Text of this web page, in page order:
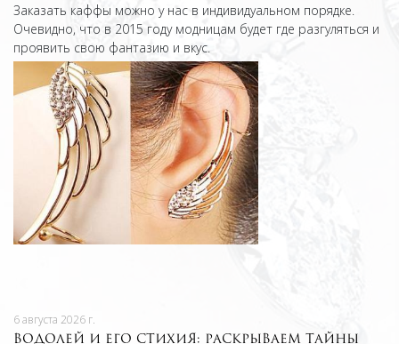
Заказать каффы можно у нас в индивидуальном порядке.
Очевидно, что в 2015 году модницам будет где разгуляться и
проявить свою фантазию и вкус.
6 августа 2026 г.
Водолей и его стихия: раскрываем тайны